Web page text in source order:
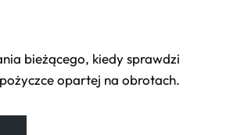
bieżącego, kiedy sprawdzi
opartej na obrotach.